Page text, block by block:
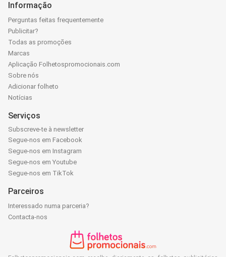
Informação
Perguntas feitas frequentemente
Publicitar?
Todas as promoções
Marcas
Aplicação Folhetospromocionais.com
Sobre nós
Adicionar folheto
Notícias
Serviços
Subscreve-te à newsletter
Segue-nos em Facebook
Segue-nos em Instagram
Segue-nos em Youtube
Segue-nos em TikTok
Parceiros
Interessado numa parceria?
Contacta-nos